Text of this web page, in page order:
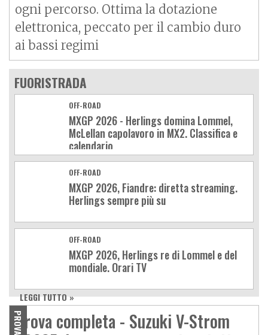
ogni percorso. Ottima la dotazione
elettronica, peccato per il cambio duro
ai bassi regimi
FUORISTRADA
OFF-ROAD
MXGP 2026 - Herlings domina Lommel,
McLellan capolavoro in MX2. Classifica e
calendario
OFF-ROAD
MXGP 2026, Fiandre: diretta streaming.
Herlings sempre più su
OFF-ROAD
MXGP 2026, Herlings re di Lommel e del
mondiale. Orari TV
LEGGI TUTTO »
PROVA
Prova completa - Suzuki V-Strom